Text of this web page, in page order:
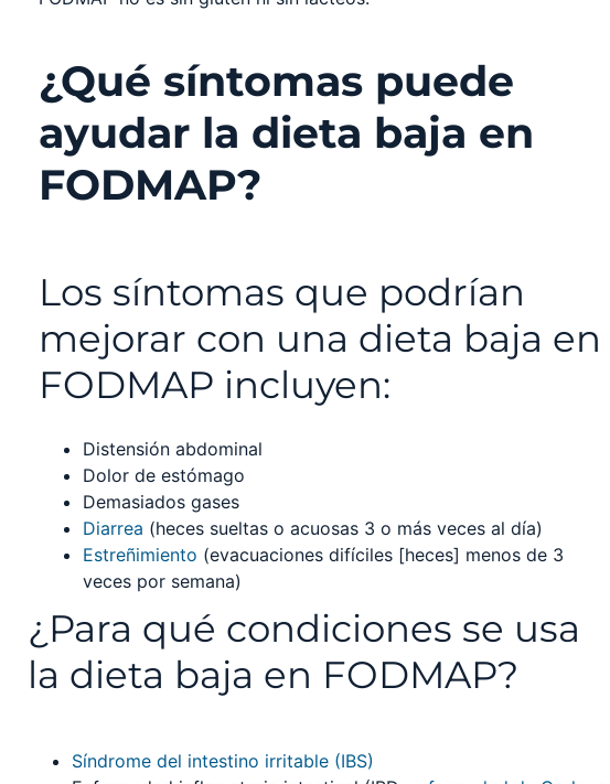
¿Qué síntomas puede
ayudar la dieta baja en
FODMAP?
Los síntomas que podrían
mejorar con una dieta baja en
FODMAP incluyen:
Distensión abdominal
Dolor de estómago
Demasiados gases
Diarrea (heces sueltas o acuosas 3 o más veces al día)
Estreñimiento (evacuaciones difíciles [heces] menos de 3
veces por semana)
¿Para qué condiciones se usa
la dieta baja en FODMAP?
Síndrome del intestino irritable (IBS)